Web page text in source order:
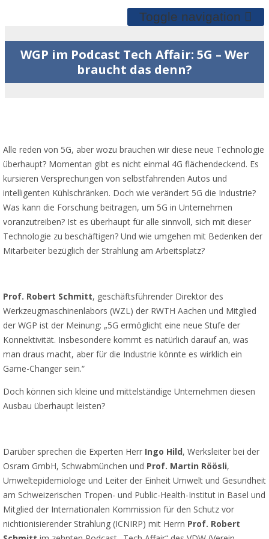
Toggle navigation
WGP im Podcast Tech Affair: 5G – Wer
braucht das denn?
Alle reden von 5G, aber wozu brauchen wir diese neue Technologie
überhaupt? Momentan gibt es nicht einmal 4G flächendeckend. Es
kursieren Versprechungen von selbstfahrenden Autos und
intelligenten Kühlschränken. Doch wie verändert 5G die Industrie?
Was kann die Forschung beitragen, um 5G in Unternehmen
voranzutreiben? Ist es überhaupt für alle sinnvoll, sich mit dieser
Technologie zu beschäftigen? Und wie umgehen mit Bedenken der
Mitarbeiter bezüglich der Strahlung am Arbeitsplatz?
Prof. Robert Schmitt, geschäftsführender Direktor des
Werkzeugmaschinenlabors (WZL) der RWTH Aachen und Mitglied
der WGP ist der Meinung: „5G ermöglicht eine neue Stufe der
Konnektivität. Insbesondere kommt es natürlich darauf an, was
man draus macht, aber für die Industrie könnte es wirklich ein
Game-Changer sein.“
Doch können sich kleine und mittelständige Unternehmen diesen
Ausbau überhaupt leisten?
Darüber sprechen die Experten Herr Ingo Hild, Werksleiter bei der
Osram GmbH, Schwabmünchen und Prof. Martin Röösli,
Umweltepidemiologe und Leiter der Einheit Umwelt und Gesundheit
am Schweizerischen Tropen- und Public-Health-Institut in Basel und
Mitglied der Internationalen Kommission für den Schutz vor
nichtionisierender Strahlung (ICNIRP) mit Herrn Prof. Robert